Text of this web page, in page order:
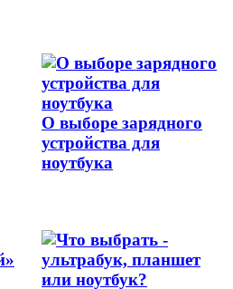
О выборе зарядного
устройства для
ноутбука